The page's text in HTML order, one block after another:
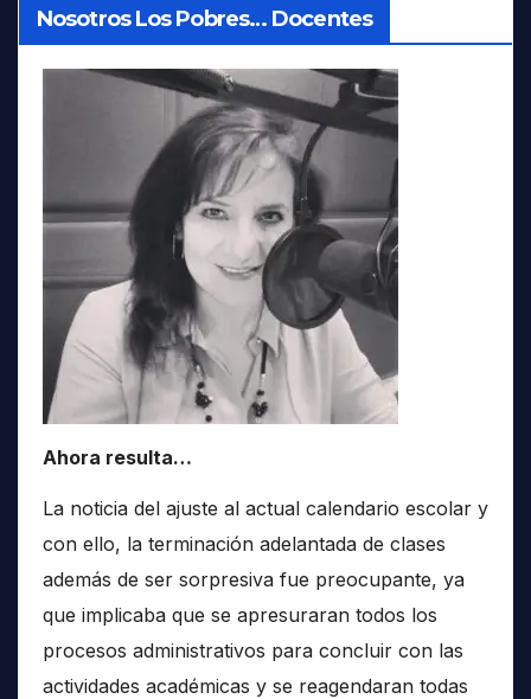
Nosotros Los Pobres… Docentes
Ahora resulta…
La noticia del ajuste al actual calendario escolar y
con ello, la terminación adelantada de clases
además de ser sorpresiva fue preocupante, ya
que implicaba que se apresuraran todos los
procesos administrativos para concluir con las
actividades académicas y se reagendaran todas